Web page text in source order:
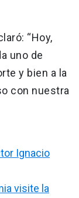
“Hoy,
uno de
y bien a la
con nuestra
Ignacio
visite la